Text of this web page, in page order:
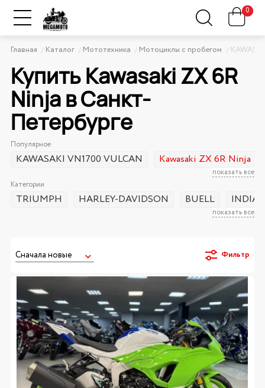
0
Главная Каталог Мототехника Мотоциклы с пробегом
Купить Kawasaki ZX 6R
Ninja в Санкт-
Петербурге
Популярное
показать все
KAWASAKI VN1700 VULCAN Kawasaki ZX 6R Ninja
Категории
показать все
TRIUMPH HARLEY-DAVIDSON BUELL
Фильтр